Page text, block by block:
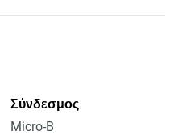
Σύνδεσμος
Micro-B